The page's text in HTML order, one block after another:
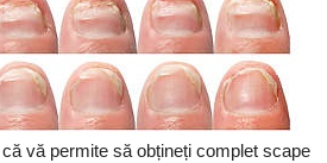
vă permite să obțineți complet scape